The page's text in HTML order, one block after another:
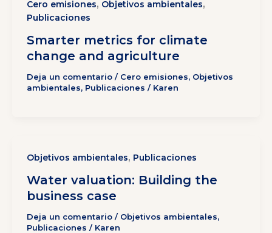
Cero emisiones, Objetivos ambientales,
Publicaciones
Smarter metrics for climate
change and agriculture
Deja un comentario / Cero emisiones, Objetivos
ambientales, Publicaciones / Karen
Objetivos ambientales, Publicaciones
Water valuation: Building the
business case
Deja un comentario / Objetivos ambientales,
Publicaciones / Karen